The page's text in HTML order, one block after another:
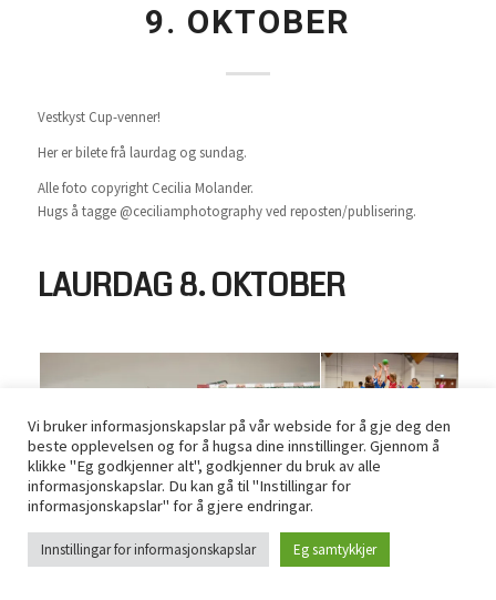
9. OKTOBER
Vestkyst Cup-venner!
Her er bilete frå laurdag og sundag.
Alle foto copyright Cecilia Molander.
Hugs å tagge @ceciliamphotography ved reposten/publisering.
LAURDAG 8. OKTOBER
Vi bruker informasjonskapslar på vår webside for å gje deg den
beste opplevelsen og for å hugsa dine innstillinger. Gjennom å
klikke "Eg godkjenner alt", godkjenner du bruk av alle
informasjonskapslar. Du kan gå til "Instillingar for
informasjonskapslar" for å gjere endringar.
Innstillingar for informasjonskapslar Eg samtykkjer